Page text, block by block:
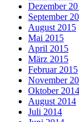
Dezember
September
August 2015
Mai 2015
April 2015
März 2015
Februar 2015
November
Oktober 2014
August 2014
Juli 2014